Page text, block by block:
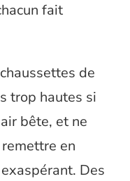
fait
de
trop hautes si
bête, et ne
en
Des